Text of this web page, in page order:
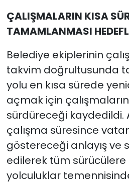
ÇALIŞMALARIN KISA
TAMAMLANMASI
Belediye ekiplerinin
takvim doğrultusunda
yolu en kısa sürede
açmak için
sürdüreceği kaydedildi.
çalışma süresince
göstereceği anlayış ve
edilerek tüm sürücülere
yolculuklar